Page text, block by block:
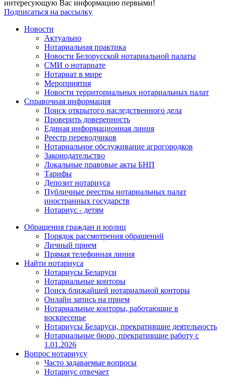
интересующую Вас информацию первыми!
Подписаться на рассылку
Новости
Актуально
Нотариальная практика
Новости Белорусской нотариальной палаты
СМИ о нотариате
Нотариат в мире
Мероприятия
Новости территориальных нотариальных палат
Справочная информация
Поиск открытого наследственного дела
Проверить доверенность
Единая информационная линия
Реестр переводчиков
Нотариальное обслуживание агрогородков
Законодательство
Локальные правовые акты БНП
Тарифы
Депозит нотариуса
Публичные реестры нотариальных палат
иностранных государств
Нотариус - детям
Обращения граждан и юрлиц
Порядок рассмотрения обращений
Личный прием
Прямая телефонная линия
Найти нотариуса
Нотариусы Беларуси
Нотариальные конторы
Поиск ближайшей нотариальной конторы
Онлайн запись на прием
Нотариальные конторы, работающие в
воскресенье
Нотариусы Беларуси, прекратившие деятельность
Нотариальные бюро, прекратившие работу с
1.01.2026
Вопрос нотариусу
Часто задаваемые вопросы
Нотариус отвечает